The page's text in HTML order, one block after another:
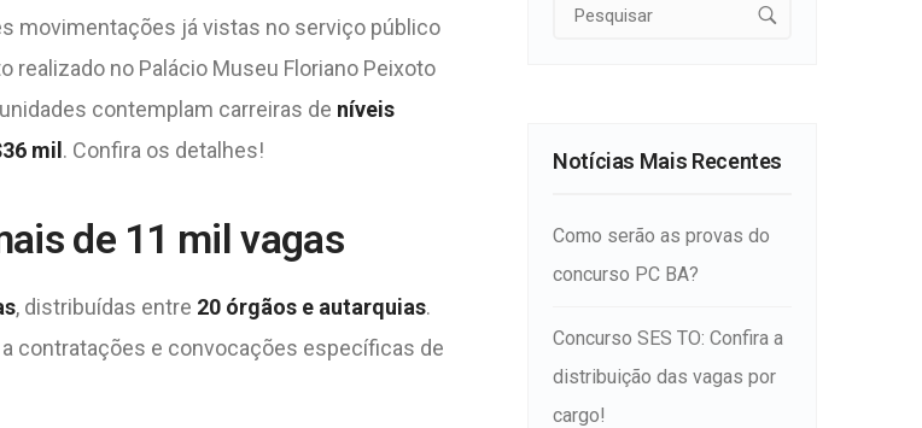
movimentações já vistas no serviço público
realizado no Palácio Museu Floriano Peixoto
contemplam carreiras de níveis
mil . Confira os detalhes!
de 11 mil vagas
, distribuídas entre 20 órgãos e autarquias.
a contratações e convocações específicas de
Notícias Mais Recentes
Como serão as provas do
concurso PC BA?
Concurso SES TO: Confira a
distribuição das vagas por
cargo!